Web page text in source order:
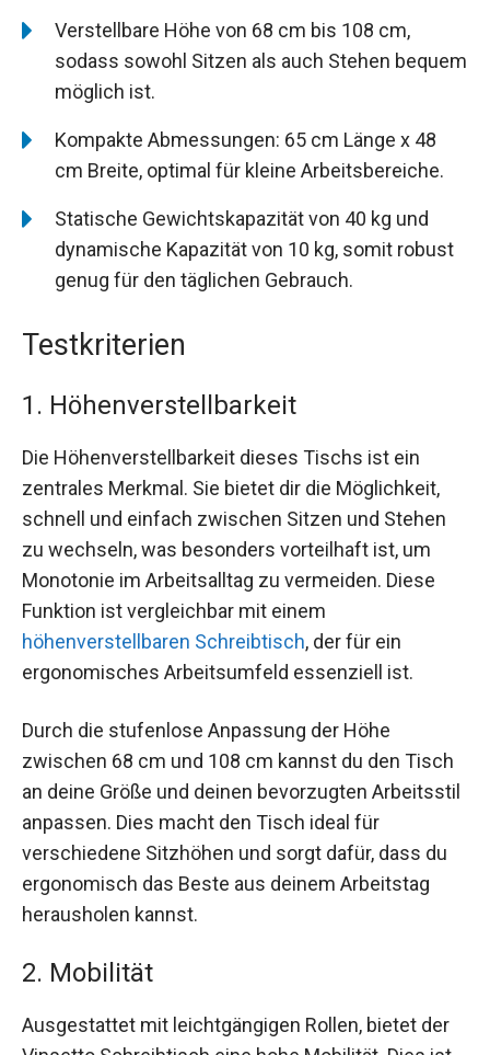
Verstellbare Höhe von 68 cm bis 108 cm,
sodass sowohl Sitzen als auch Stehen bequem
möglich ist.
Kompakte Abmessungen: 65 cm Länge x 48
cm Breite, optimal für kleine Arbeitsbereiche.
Statische Gewichtskapazität von 40 kg und
dynamische Kapazität von 10 kg, somit robust
genug für den täglichen Gebrauch.
Testkriterien
1. Höhenverstellbarkeit
Die Höhenverstellbarkeit dieses Tischs ist ein
zentrales Merkmal. Sie bietet dir die Möglichkeit,
schnell und einfach zwischen Sitzen und Stehen
zu wechseln, was besonders vorteilhaft ist, um
Monotonie im Arbeitsalltag zu vermeiden. Diese
Funktion ist vergleichbar mit einem
höhenverstellbaren Schreibtisch, der für ein
ergonomisches Arbeitsumfeld essenziell ist.
Durch die stufenlose Anpassung der Höhe
zwischen 68 cm und 108 cm kannst du den Tisch
an deine Größe und deinen bevorzugten Arbeitsstil
anpassen. Dies macht den Tisch ideal für
verschiedene Sitzhöhen und sorgt dafür, dass du
ergonomisch das Beste aus deinem Arbeitstag
herausholen kannst.
2. Mobilität
Ausgestattet mit leichtgängigen Rollen, bietet der